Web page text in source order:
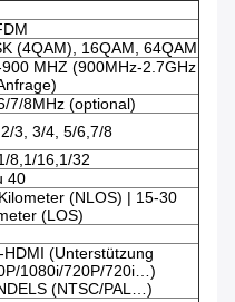
(4QAM), 16QAM, 64QAM
MHZ (900MHz-2.7GHz
7/8MHz (optional)
3, 3/4, 5/6,7/8
8,1/16,1/32
40
(NLOS) | 15-30
(LOS)
HDMI (Unterstützung
1080i/720P/720i…)
(NTSC/PAL…)